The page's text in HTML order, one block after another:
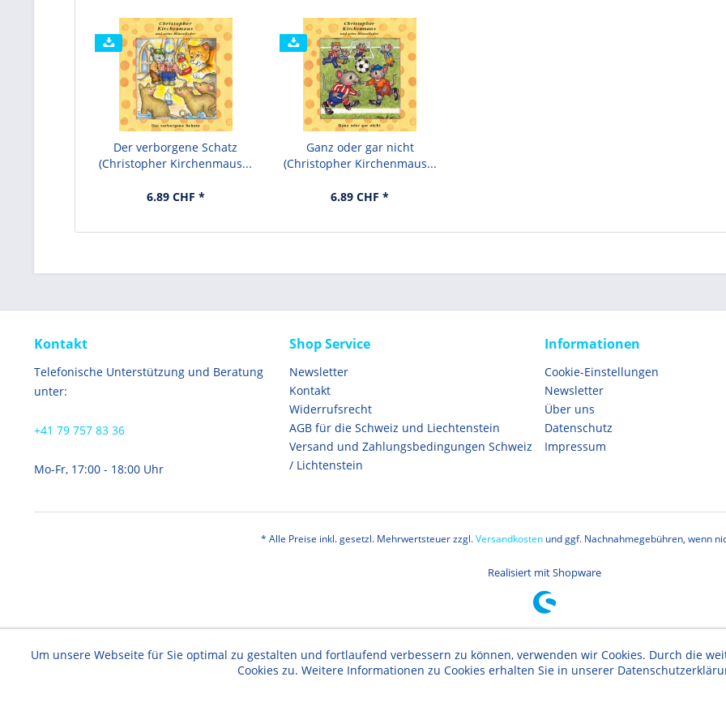
Der verborgene Schatz
(Christopher Kirchenmaus...
6.89 CHF *
Ganz oder gar nicht
(Christopher Kirchenmaus...
6.89 CHF *
Kontakt
Telefonische Unterstützung und Beratung
unter:
+41 79 757 83 36
Mo-Fr, 17:00 - 18:00 Uhr
Shop Service
Newsletter
Kontakt
Widerrufsrecht
AGB für die Schweiz und Liechtenstein
Versand und Zahlungsbedingungen Schweiz
/ Lichtenstein
Informationen
Cookie-Einstellungen
Newsletter
Über uns
Datenschutz
Impressum
* Alle Preise inkl. gesetzl. Mehrwertsteuer zzgl.Versandkostenund ggf. Nachnahmegebühren, wenn
Realisiert mit Shopware
Um unsere Webseite für Sie optimal zu gestalten und fortlaufend verbessern zu können, verwenden wir Cookies. Durch die
Cookies zu. Weitere Informationen zu Cookies erhalten Sie in unserer